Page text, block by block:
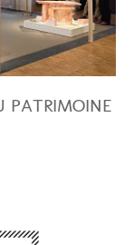
PATRIMOINE